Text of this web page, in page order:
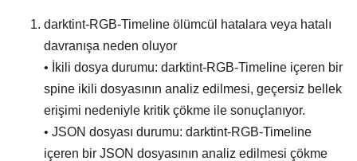
darktint-RGB-Timeline ölümcül hatalara veya hatalı
davranışa neden oluyor
• İkili dosya durumu: darktint-RGB-Timeline içeren bir
spine ikili dosyasının analiz edilmesi, geçersiz bellek
erişimi nedeniyle kritik çökme ile sonuçlanıyor.
• JSON dosyası durumu: darktint-RGB-Timeline
içeren bir JSON dosyasının analiz edilmesi çökme